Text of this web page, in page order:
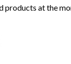
products at the